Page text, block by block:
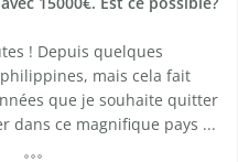
! Depuis quelques
mais cela fait
que je souhaite quitter
dans ce magnifique pays ...